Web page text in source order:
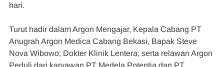
hari.
Turut hadir dalam Argon Mengajar, Kepala Cabang PT
Anugrah Argon Medica Cabang Bekasi, Bapak Steve
Nova Wibowo; Dokter Klinik Lentera; serta relawan Argon
Peduli dari karyawan PT Medela Potentia dan PT